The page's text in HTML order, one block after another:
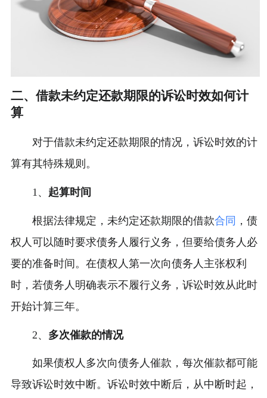
二、借款未约定还款期限的诉讼时效如何计
算
对于借款未约定还款期限的情况，诉讼时效的计
算有其特殊规则。
1、 起算时间
根据法律规定，未约定还款期限的借款合同 ，债
权人可以随时要求债务人履行义务，但要给债务人必
要的准备时间。在债权人第一次向债务人主张权利
时，若债务人明确表示不履行义务，诉讼时效从此时
开始计算三年。
2、 多次催款的情况
如果债权人多次向债务人催款，每次催款都可能
导致诉讼时效中断。诉讼时效中断后，从中断时起，